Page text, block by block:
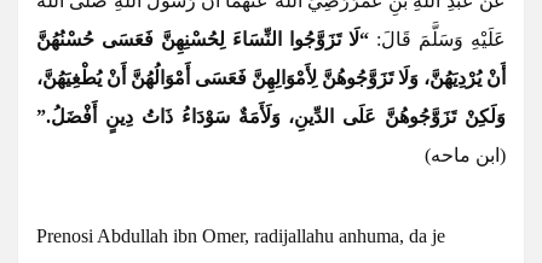
عَلَيْهِ وَسَلَّمَ قَالَ: “لَا تَزَوَّجُوا النِّسَاءَ لِحُسْنِهِنَّ فَعَسَى حُسْنُهُنَّ
أَنْ يُرْدِيَهُنَّ، وَلَا تَزَوَّجُوهُنَّ لِأَمْوَالِهِنَّ فَعَسَى أَمْوَالُهُنَّ أَنْ يُطْغِيَهُنَّ،
وَلَكِنْ تَزَوَّجُوهُنَّ عَلَى الدِّينِ، وَلَأَمَةٌ سَوْدَاءُ ذَاتُ دِينٍ أَفْضَلُ.”
(ابن ماحه)
Prenosi Abdullah ibn Omer, radijallahu anhuma, da je